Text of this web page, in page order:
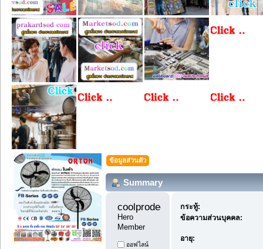
ข้อมูลส่วนตัว
Summary
Hero
Member
ออฟไลน์
กระทู้:
ข้อความส่วนบุคคล:
อายุ: